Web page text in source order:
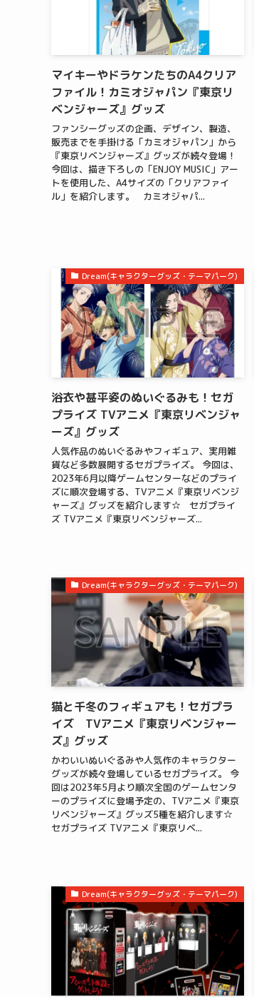
マイキーやドラケンたちのA4クリア
ファイル！カミオジャパン『東京リ
ベンジャーズ』グッズ
ファンシーグッズの企画、デザイン、製造、
販売までを手掛ける「カミオジャパン」から
『東京リベンジャーズ』グッズが続々登場！
今回は、描き下ろしの「ENJOY MUSIC」アー
トを使用した、A4サイズの「クリアファイ
ル」を紹介します。 カミオジャパ...
Dream(キャラクターグッズ・テーマパーク)
浴衣や甚平姿のぬいぐるみも！セガ
プライズ TVアニメ『東京リベンジャ
ーズ』グッズ
人気作品のぬいぐるみやフィギュア、実用雑
貨など多数展開するセガプライズ。 今回は、
2023年6月以降ゲームセンターなどのプライ
ズに順次登場する、TVアニメ『東京リベンジ
ャーズ』グッズを紹介します☆ セガプライ
ズ TVアニメ『東京リベンジャーズ...
Dream(キャラクターグッズ・テーマパーク)
猫と千冬のフィギュアも！セガプラ
イズ TVアニメ『東京リベンジャー
ズ』グッズ
かわいいぬいぐるみや人気作のキャラクター
グッズが続々登場しているセガプライズ。 今
回は2023年5月より順次全国のゲームセンタ
ーのプライズに登場予定の、TVアニメ『東京
リベンジャーズ』グッズ5種を紹介します☆
セガプライズ TVアニメ『東京リベ...
Dream(キャラクターグッズ・テーマパーク)